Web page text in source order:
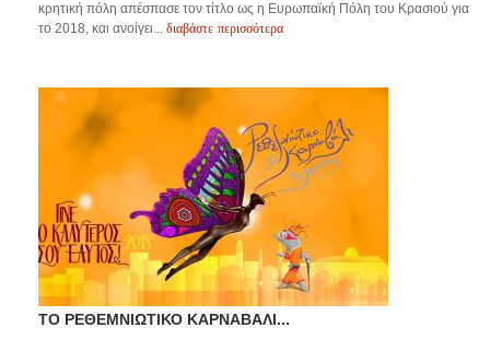
κρητική πόλη απέσπασε τον τίτλο ως η Ευρωπαϊκή Πόλη του Κρασιού για
το 2018, και ανοίγει... διαβάστε περισσότερα
ΤΟ ΡΕΘΕΜΝΙΩΤΙΚΟ ΚΑΡΝΑΒΑΛΙ...